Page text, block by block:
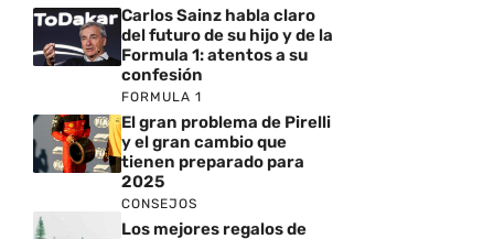
Carlos Sainz habla claro
del futuro de su hijo y de la
Formula 1: atentos a su
confesión
FORMULA 1
El gran problema de Pirelli
y el gran cambio que
tienen preparado para
2025
CONSEJOS
Los mejores regalos de